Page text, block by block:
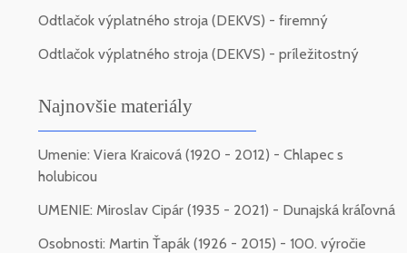
Odtlačok výplatného stroja (DEKVS) - firemný
Odtlačok výplatného stroja (DEKVS) - príležitostný
Najnovšie materiály
Umenie: Viera Kraicová (1920 - 2012) - Chlapec s
holubicou
UMENIE: Miroslav Cipár (1935 - 2021) - Dunajská kráľovná
Osobnosti: Martin Ťapák (1926 - 2015) - 100. výročie